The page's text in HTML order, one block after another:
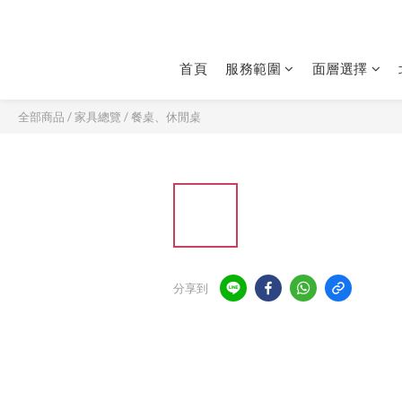
首頁 服務範圍 面層選擇
全部商品 /家具總覽 / 餐桌、休閒桌
分享到